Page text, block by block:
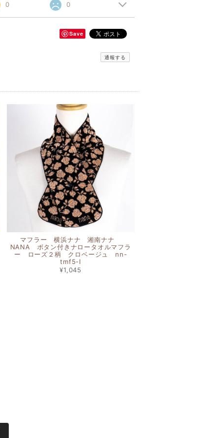
0 0
Save
通報する
マフラー 横浜ナナ 湘南ナナ
NANA ボタン付きナロータオルマフラ
ー ローズ２柄 クロベージュ nn-
tmf5-I
¥1,045